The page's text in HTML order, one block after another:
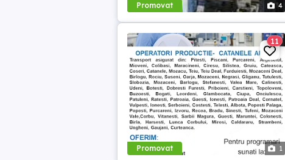
Promovat 4
Promovat 1
11